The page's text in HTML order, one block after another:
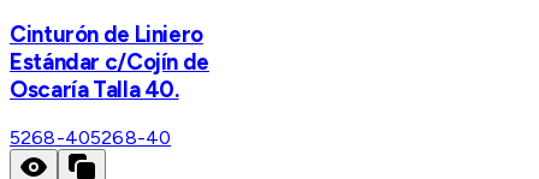
Cinturón de Liniero
Estándar c/Cojín de
Oscaría Talla 40.
5268-405268-40